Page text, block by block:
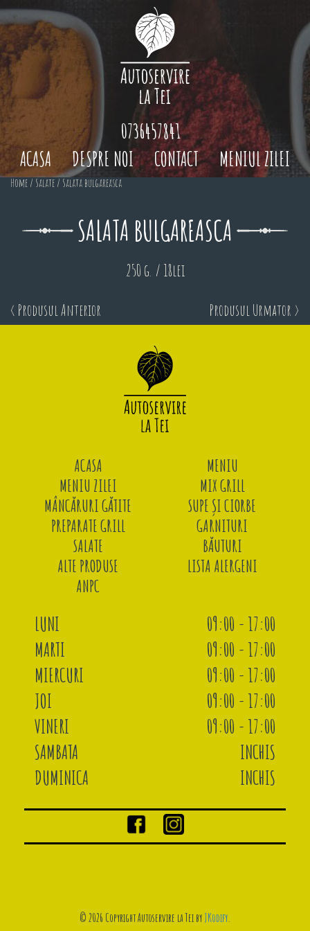
ACASA DESPRE NOI CONTACT MENIUL ZILEI
0736457841
Home / Salate / Salata bulgareasca
SALATA BULGAREASCA
250 g. / 18lei
< Produsul Anterior Produsul Urmator >
ACASA
MENIU
MENIU ZILEI
MIX GRILL
MÂNCĂRURI GĂTITE
SUPE ȘI CIORBE
PREPARATE GRILL
GARNITURI
SALATE
BĂUTURI
ALTE PRODUSE
LISTA ALERGENI
ANPC
LUNI
09:00 - 17:00
MARTI
09:00 - 17:00
MIERCURI
09:00 - 17:00
JOI
09:00 - 17:00
VINERI
09:00 - 17:00
SAMBATA
INCHIS
DUMINICA
INCHIS
© 2026 Copyright Autoservire la Tei byJKodify.